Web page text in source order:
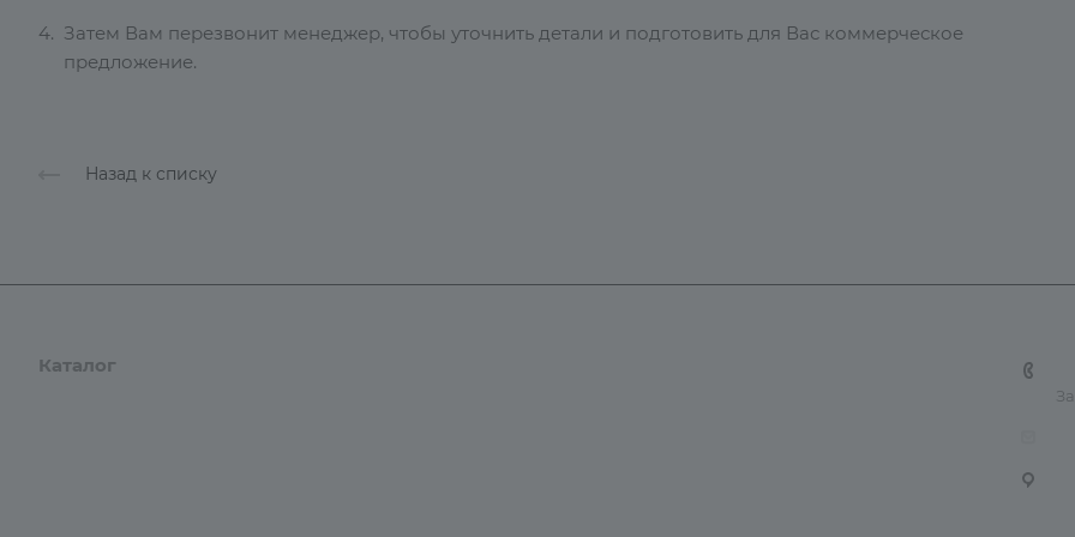
Затем Вам перезвонит менеджер, чтобы уточнить детали и подготовить для Вас коммерческое
предложение.
Назад к списку
Каталог